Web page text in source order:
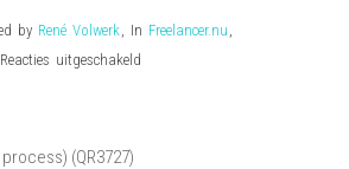
by René Volwerk, In Freelancer.nu ,
Reacties uitgeschakeldvoor
(QR3727)